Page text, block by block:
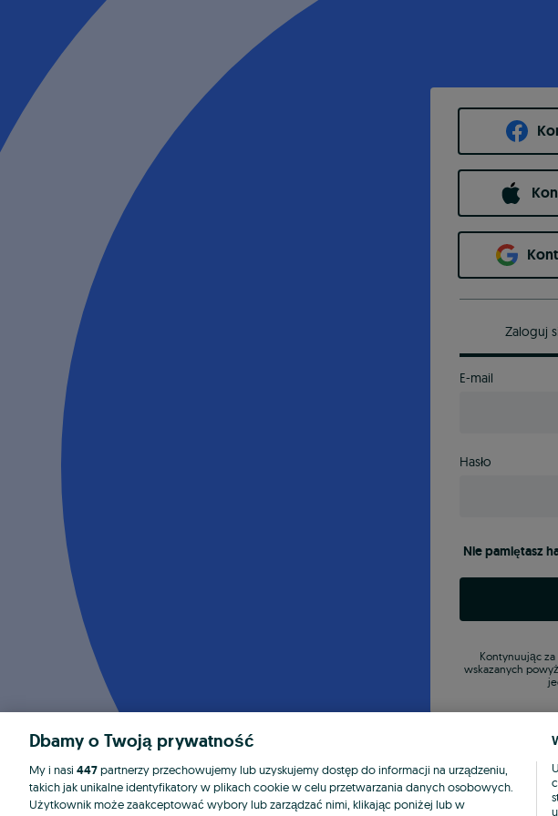
Zaloguj
E-mail
Hasło
Nie pamiętasz
Kontynuując
wskazanych
Dbamy o Twoją prywatność
My i nasi 447partnerzy przechowujemy lub uzyskujemy dostęp do informacji na urządzeniu,
takich jak unikalne identyfikatory w plikach cookie w celu przetwarzania danych osobowych.
Użytkownik może zaakceptować wybory lub zarządzać nimi, klikając poniżej lub w